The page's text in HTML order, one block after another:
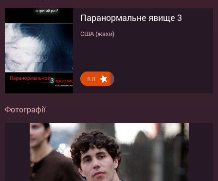
Паранормальне явище 3
США (жахи)
8.8
Фотографії